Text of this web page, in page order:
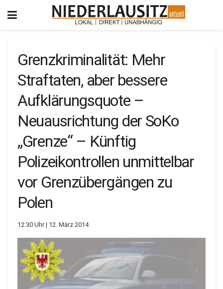
Grenzkriminalität: Mehr
Straftaten, aber bessere
Aufklärungsquote –
Neuausrichtung der SoKo
„Grenze“ – Künftig
Polizeikontrollen unmittelbar
vor Grenzübergängen zu
Polen
12:30 Uhr | 12. März 2014